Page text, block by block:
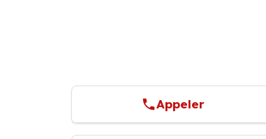
Appeler